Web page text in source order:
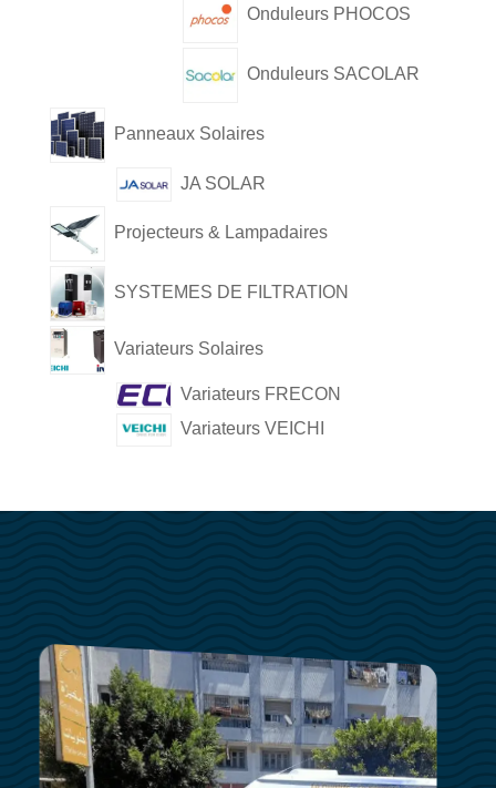
Onduleurs PHOCOS
Onduleurs SACOLAR
Panneaux Solaires
JA SOLAR
Projecteurs & Lampadaires
SYSTEMES DE FILTRATION
Variateurs Solaires
Variateurs FRECON
Variateurs VEICHI